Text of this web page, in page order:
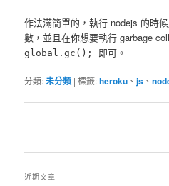
作法滿簡單的，執行 nodejs 的時
數，並且在你想要執行 garbage
global.gc(); 即可。
分類:未分類 |標籤:heroku 、js 、
導
覽
近期文章